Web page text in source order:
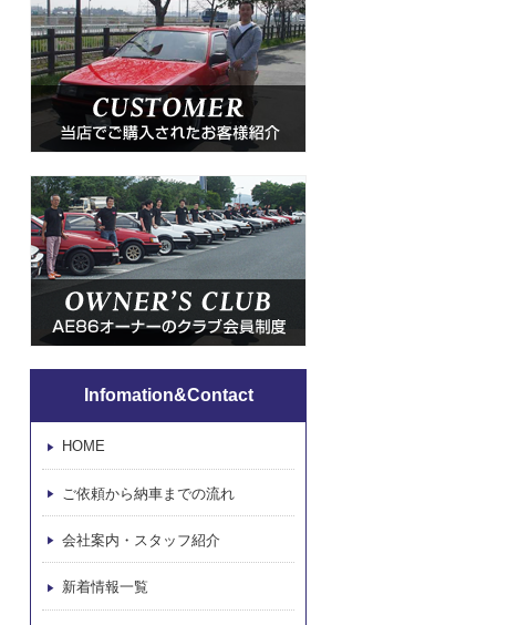
Infomation&Contact
HOME
ご依頼から納車までの流れ
会社案内・スタッフ紹介
新着情報一覧